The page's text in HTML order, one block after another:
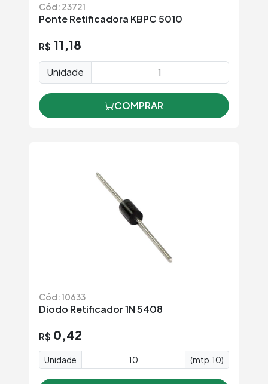
Cód: 23721
Ponte Retificadora KBPC 5010
R$ 11,18
Unidade
COMPRAR
Cód: 10633
Diodo Retificador 1N 5408
R$ 0,42
Unidade (mtp.10)